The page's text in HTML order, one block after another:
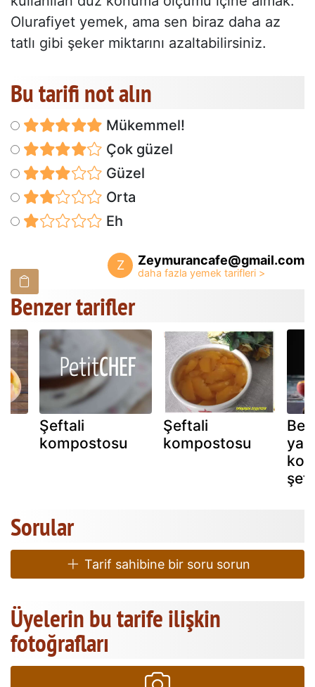
Olurafiyet yemek, ama sen biraz daha az
tatlı gibi şeker miktarını azaltabilirsiniz.
Bu tarifi not alın
Mükemmel!
Çok güzel
Güzel
Orta
Eh
Z Zeymurancafe@gmail.com
Benzer tarifler
Şeftali
kompostosu
Şeftali
kompostosu
Sorular
Tarif sahibine bir soru sorun
Üyelerin bu tarife ilişkin
fotoğrafları